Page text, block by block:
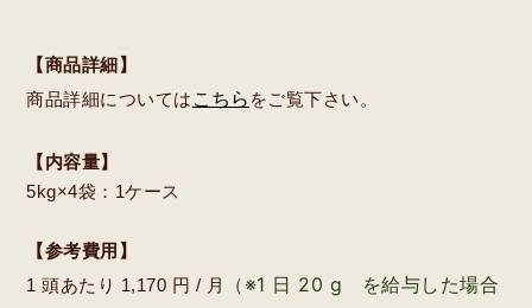
【商品詳細】
商品詳細については こちら をご覧下さい。
【内容量】
5kg×4袋：1ケース
【参考費用】
1 頭あたり 1,170 円 / 月
（※1 日 20 g を給与した場合